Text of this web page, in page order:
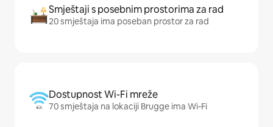
Smještaji s posebnim prostorima za rad
20 smještaja ima poseban prostor za rad
Dostupnost Wi-Fi mreže
70 smještaja na lokaciji Brugge ima Wi-Fi